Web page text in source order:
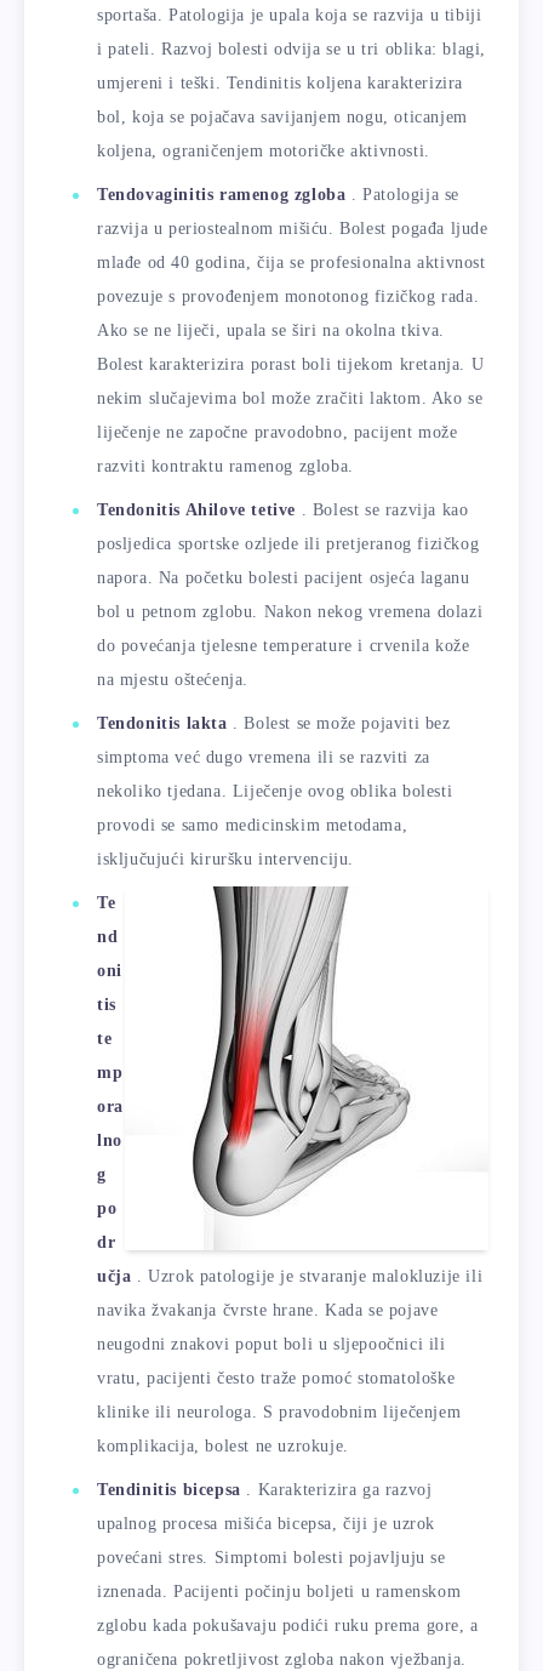
sportaša. Patologija je upala koja se razvija u tibiji
i pateli. Razvoj bolesti odvija se u tri oblika: blagi,
umjereni i teški. Tendinitis koljena karakterizira
bol, koja se pojačava savijanjem nogu, oticanjem
koljena, ograničenjem motoričke aktivnosti.
Tendovaginitis ramenog zgloba . Patologija se
razvija u periostealnom mišiću. Bolest pogađa ljude
mlađe od 40 godina, čija se profesionalna aktivnost
povezuje s provođenjem monotonog fizičkog rada.
Ako se ne liječi, upala se širi na okolna tkiva.
Bolest karakterizira porast boli tijekom kretanja. U
nekim slučajevima bol može zračiti laktom. Ako se
liječenje ne započne pravodobno, pacijent može
razviti kontraktu ramenog zgloba.
Tendonitis Ahilove tetive . Bolest se razvija kao
posljedica sportske ozljede ili pretjeranog fizičkog
napora. Na početku bolesti pacijent osjeća laganu
bol u petnom zglobu. Nakon nekog vremena dolazi
do povećanja tjelesne temperature i crvenila kože
na mjestu oštećenja.
Tendonitis lakta . Bolest se može pojaviti bez
simptoma već dugo vremena ili se razviti za
nekoliko tjedana. Liječenje ovog oblika bolesti
provodi se samo medicinskim metodama,
isključujući kiruršku intervenciju.
Te
nd
oni
tis
te
mp
ora
lno
g
po
dr
učja . Uzrok patologije je stvaranje malokluzije ili
navika žvakanja čvrste hrane. Kada se pojave
neugodni znakovi poput boli u sljepoočnici ili
vratu, pacijenti često traže pomoć stomatološke
klinike ili neurologa. S pravodobnim liječenjem
komplikacija, bolest ne uzrokuje.
Tendinitis bicepsa . Karakterizira ga razvoj
upalnog procesa mišića bicepsa, čiji je uzrok
povećani stres. Simptomi bolesti pojavljuju se
iznenada. Pacijenti počinju boljeti u ramenskom
zglobu kada pokušavaju podići ruku prema gore, a
ograničena pokretljivost zgloba nakon vježbanja.